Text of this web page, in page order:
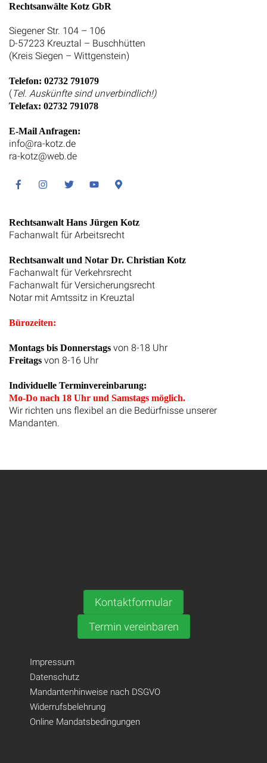
Rechtsanwälte Kotz GbR
Siegener Str. 104 – 106
D-57223 Kreuztal – Buschhütten
(Kreis Siegen – Wittgenstein)
Telefon: 02732 791079
(Tel. Auskünfte sind unverbindlich!)
Telefax: 02732 791078
E-Mail Anfragen:
info@ra-kotz.de
ra-kotz@web.de
FacebookInstagramTwitter YoutubeGoogle
Rechtsanwalt Hans Jürgen Kotz
Fachanwalt für Arbeitsrecht
Rechtsanwalt und Notar Dr. Christian Kotz
Fachanwalt für Verkehrsrecht
Fachanwalt für Versicherungsrecht
Notar mit Amtssitz in Kreuztal
Bürozeiten:
Montags bis Donnerstags von 8-18 Uhr
Freitags von 8-16 Uhr
Individuelle Terminvereinbarung:
Mo-Do nach 18 Uhr und Samstags möglich.
Wir richten uns flexibel an die Bedürfnisse unserer
Mandanten.
Kontaktformular
Termin vereinbaren
Impressum
Datenschutz
Mandantenhinweise nach DSGVO
Widerrufsbelehrung
Online Mandatsbedingungen